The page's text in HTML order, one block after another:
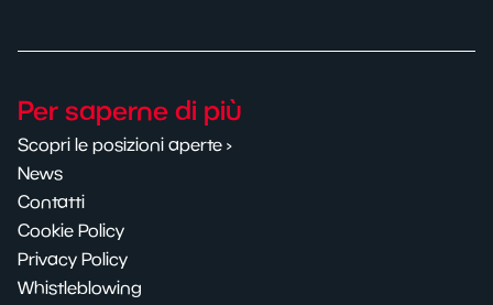
Per saperne di più
Scopri le posizioni aperte ›
News
Contatti
Cookie Policy
Privacy Policy
Whistleblowing